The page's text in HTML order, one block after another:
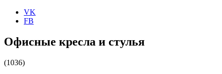
VK
FB
Офисные кресла и стулья
(1036)